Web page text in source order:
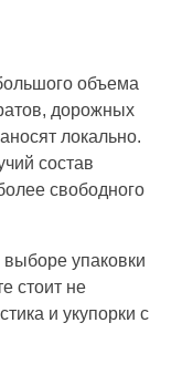
объема
дорожных
локально.
состав
свободного
упаковки
стоит не
и укупорки с